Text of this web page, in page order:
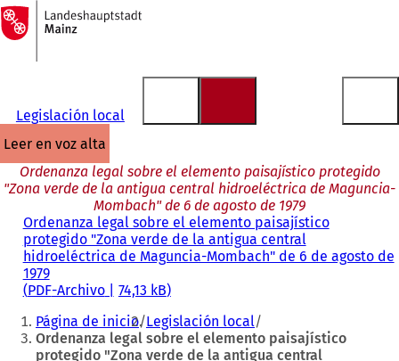
Saltar al contenido
A
la
página
Legislación local
leer en voz alta
Ordenanza legal sobre el elemento paisajístico protegido
"Zona verde de la antigua central hidroeléctrica de Maguncia-
Mombach" de 6 de agosto de 1979
Ordenanza legal sobre el elemento paisajístico
protegido "Zona verde de la antigua central
hidroeléctrica de Maguncia-Mombach" de 6 de agosto de
1979
PDF-Archivo 74,13 kB
Estás
aquí:
Página de inicio Legislación local
Ordenanza legal sobre el elemento paisajístico
protegido "Zona verde de la antigua central